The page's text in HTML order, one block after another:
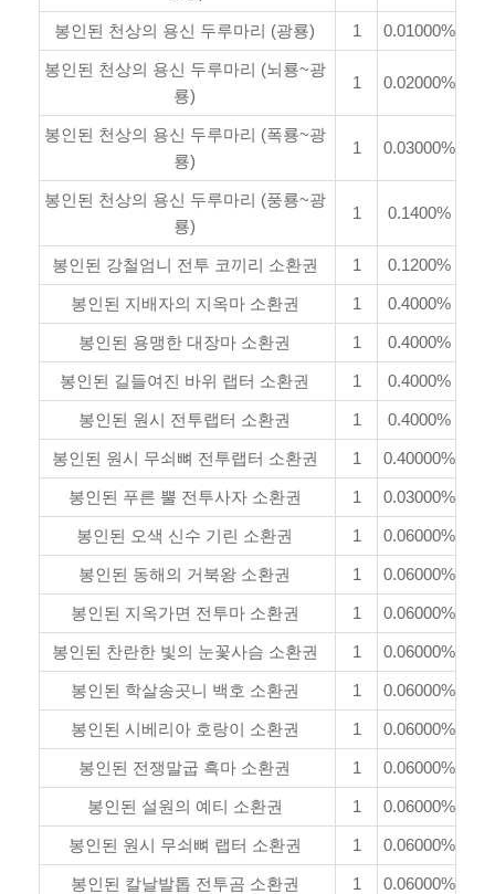
봉인된 천상의 용신 두루마리 (광룡) 1 0.01000%
봉인된 천상의 용신 두루마리 (뇌룡~광
룡)
1 0.02000%
봉인된 천상의 용신 두루마리 (폭룡~광
룡)
1 0.03000%
봉인된 천상의 용신 두루마리 (풍룡~광
룡)
1 0.1400%
봉인된 강철엄니 전투 코끼리 소환권 1 0.1200%
봉인된 지배자의 지옥마 소환권 1 0.4000%
봉인된 용맹한 대장마 소환권 1 0.4000%
봉인된 길들여진 바위 랩터 소환권 1 0.4000%
봉인된 원시 전투랩터 소환권 1 0.4000%
봉인된 원시 무쇠뼈 전투랩터 소환권 1 0.40000%
봉인된 푸른 뿔 전투사자 소환권 1 0.03000%
봉인된 오색 신수 기린 소환권 1 0.06000%
봉인된 동해의 거북왕 소환권 1 0.06000%
봉인된 지옥가면 전투마 소환권 1 0.06000%
봉인된 찬란한 빛의 눈꽃사슴 소환권 1 0.06000%
봉인된 학살송곳니 백호 소환권 1 0.06000%
봉인된 시베리아 호랑이 소환권 1 0.06000%
봉인된 전쟁말굽 흑마 소환권 1 0.06000%
봉인된 설원의 예티 소환권 1 0.06000%
봉인된 원시 무쇠뼈 랩터 소환권 1 0.06000%
봉인된 칼날발톱 전투곰 소환권 1 0.06000%